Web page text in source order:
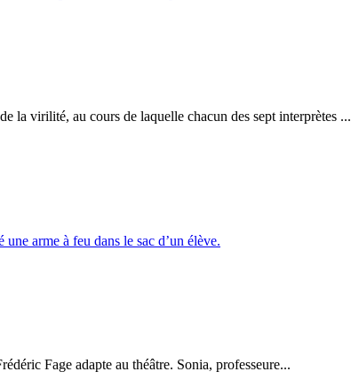
la virilité, au cours de laquelle chacun des sept interprètes ...
Fage adapte au théâtre. Sonia, professeure...